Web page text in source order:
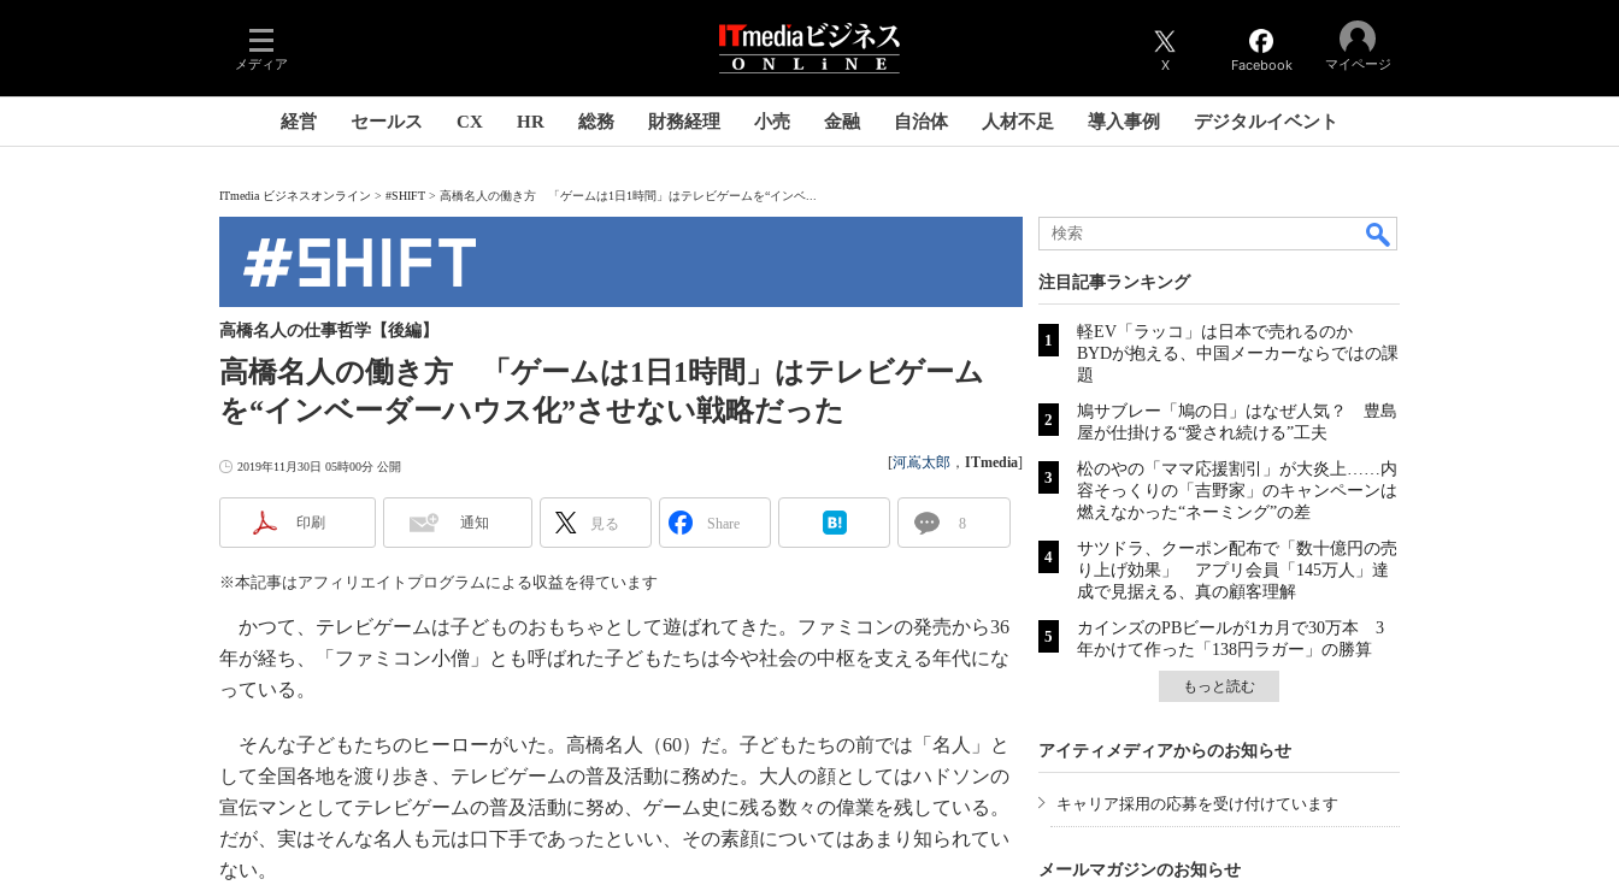
メディア X Facebook マイページ
経営 セールス CX HR 総務 財務経理 小売 金融 自治体 人材不足 導入事例 デジタルイベント
ITmedia ビジネスオンライン #SHIFT 高橋名人の働き方 「ゲームは1日1時間」はテレビゲームを“インベ...
高橋名人の働き方 「ゲームは1日1時間」はテレビゲーム
を“インベーダーハウス化”させない戦略だった
高橋名人の仕事哲学【後編】
2019年11月30日 05時00分 公開 [河嶌太郎 ， ITmedia]
印刷 通知 見る Share 8
※本記事はアフィリエイトプログラムによる収益を得ています
かつて、テレビゲームは子どものおもちゃとして遊ばれてきた。ファミコンの発売から36
年が経ち、「ファミコン小僧」とも呼ばれた子どもたちは今や社会の中枢を支える年代にな
っている。
そんな子どもたちのヒーローがいた。高橋名人（60）だ。子どもたちの前では「名人」と
して全国各地を渡り歩き、テレビゲームの普及活動に務めた。大人の顔としてはハドソンの
宣伝マンとしてテレビゲームの普及活動に努め、ゲーム史に残る数々の偉業を残している。
だが、実はそんな名人も元は口下手であったといい、その素顔についてはあまり知られてい
ない。
注目記事ランキング
軽EV「ラッコ」は日本で売れるのか
BYDが抱える、中国メーカーならではの課
題
鳩サブレー「鳩の日」はなぜ人気？ 豊島
屋が仕掛ける“愛され続ける”工夫
松のやの「ママ応援割引」が大炎上……内
容そっくりの「吉野家」のキャンペーンは
燃えなかった“ネーミング”の差
サツドラ、クーポン配布で「数十億円の売
り上げ効果」 アプリ会員「145万人」達
成で見据える、真の顧客理解
カインズのPBビールが1カ月で30万本 3
年かけて作った「138円ラガー」の勝算
もっと読む
アイティメディアからのお知らせ
キャリア採用の応募を受け付けています
メールマガジンのお知らせ